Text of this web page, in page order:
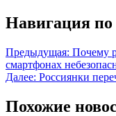
Навигация по
Предыдущая: Почему
смартфонах
Далее: Россиянки
Похожие